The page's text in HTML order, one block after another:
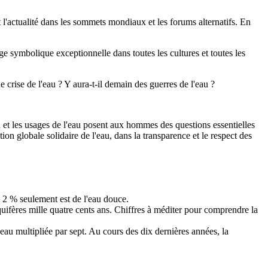
dans les sommets mondiaux et les forums alternatifs. En
symbolique exceptionnelle dans toutes les cultures et toutes les
de l'eau ? Y aura-t-il demain des guerres de l'eau ?
les usages de l'eau posent aux hommes des questions essentielles
globale solidaire de l'eau, dans la transparence et le respect des
% seulement est de l'eau douce.
mille quatre cents ans. Chiffres à méditer pour comprendre la
multipliée par sept. Au cours des dix dernières années, la